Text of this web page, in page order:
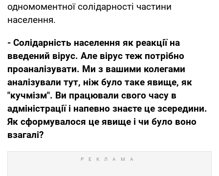
одномоментної солідарності частини
населення.
- Солідарність населення як реакції на
введений вірус. Але вірус теж потрібно
проаналізувати. Ми з вашими колегами
аналізували тут, ніж було таке явище, як
"кучмізм". Ви працювали свого часу в
адміністрації і напевно знаєте це зсередини.
Як сформувалося це явище і чи було воно
взагалі?